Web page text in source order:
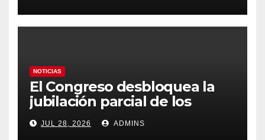
emergencia nacional
NOTICIAS
El Congreso desbloquea la
jubilación parcial de los
trabajadores laborales del
sector público
JUL 28, 2026 ADMINS